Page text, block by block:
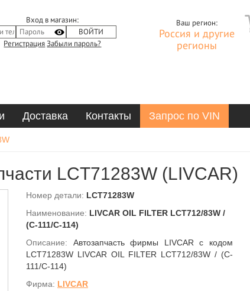
Вход в магазин:
Регистрация Забыли пароль?
Ваш регион:
Россия и другие
регионы
Доставка Контакты Запрос по VIN
LCT71283W (LIVCAR)
Номер детали: LCT71283W
Наименование: LIVCAR OIL FILTER LCT712/83W /
(C-111/C-114)
Описание: Автозапчасть фирмы LIVCAR с кодом
LCT71283W LIVCAR OIL FILTER LCT712/83W / (C-
111/C-114)
Фирма: LIVCAR